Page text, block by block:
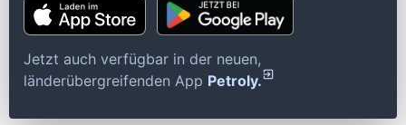
Jetzt auch verfügbar in der neuen,
länderübergreifenden App Petroly.